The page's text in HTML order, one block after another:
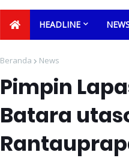
HEADLINE
Beranda News
Pimpin
Batara